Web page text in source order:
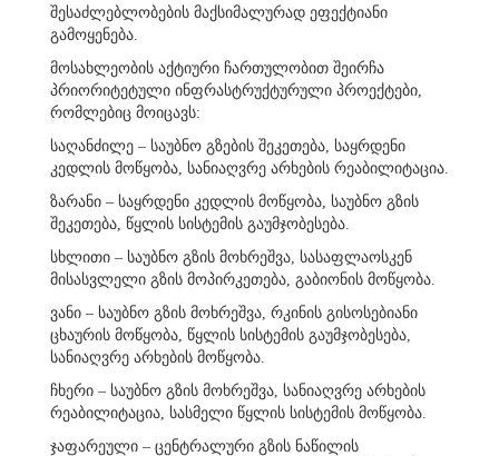
შესაძლებლობების მაქსიმალურად ეფექტიანი
გამოყენება.
მოსახლეობის აქტიური ჩართულობით შეირჩა
პრიორიტეტული ინფრასტრუქტურული პროექტები,
რომლებიც მოიცავს:
საღანძილე – საუბნო გზების შეკეთება, საყრდენი
კედლის მოწყობა, სანიაღვრე არხების რეაბილიტაცია.
ზარანი – საყრდენი კედლის მოწყობა, საუბნო გზის
შეკეთება, წყლის სისტემის გაუმჯობესება.
სხლითი – საუბნო გზის მოხრეშვა, სასაფლაოსკენ
მისასვლელი გზის მოპირკეთება, გაბიონის მოწყობა.
ვანი – საუბნო გზის მოხრეშვა, რკინის გისოსებიანი
ცხაურის მოწყობა, წყლის სისტემის გაუმჯობესება,
სანიაღვრე არხების მოწყობა.
ჩხერი – საუბნო გზის მოხრეშვა, სანიაღვრე არხების
რეაბილიტაცია, სასმელი წყლის სისტემის მოწყობა.
ჯაფარეული – ცენტრალური გზის ნაწილის